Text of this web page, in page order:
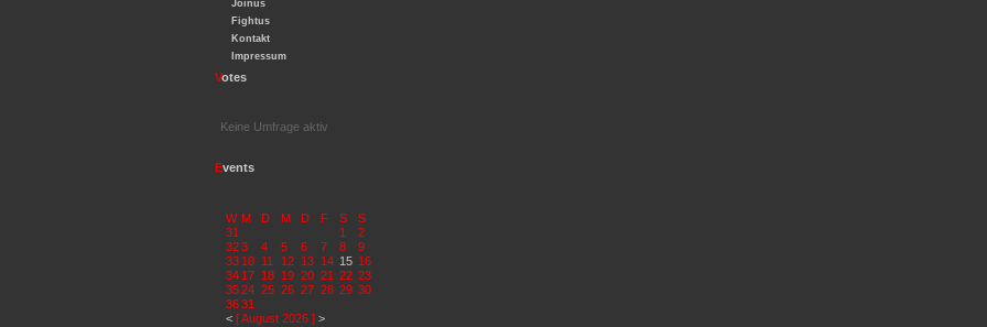
Joinus
Fightus
Kontakt
Impressum
Votes
Keine Umfrage aktiv
Events
W M D M D F S
S
31
1
2
32 3 4 5 6 7 8
9
33 10 11 12 13 14 15 16
34 17 18 19 20 21 22 23
35 24 25 26 27 28 29 30
36 31
<[ August 2026 ] >